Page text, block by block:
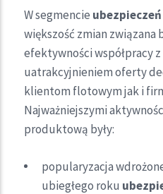
W segmencie
większość zmian związana
efektywności współpracy
uatrakcyjnieniem oferty
klientom flotowym jak i
Najważniejszymi
produktową były:
popularyzacja
ubiegłego roku